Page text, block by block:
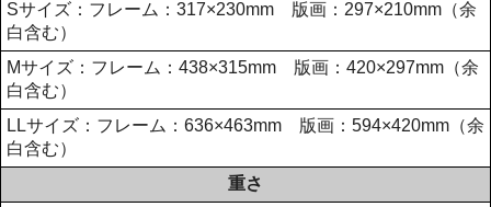
Sサイズ：フレーム：317×230mm 版画：297×210mm（余
白含む）
Mサイズ：フレーム：438×315mm 版画：420×297mm（余
白含む）
LLサイズ：フレーム：636×463mm 版画：594×420mm（余
白含む）
重さ